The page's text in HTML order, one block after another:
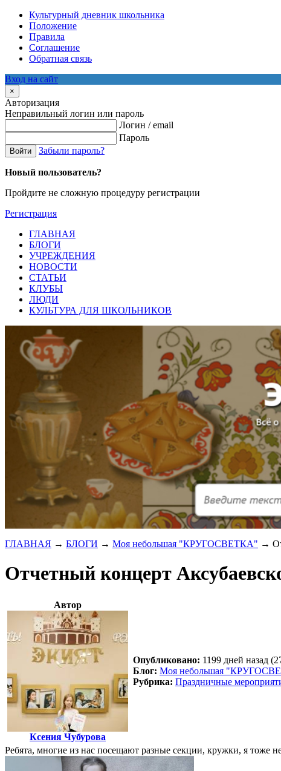
Культурный дневник школьника
Положение
Правила
Соглашение
Обратная связь
Вход на сайт
×
Авторизация
Неправильный логин или пароль
Логин / email
Пароль
Войти Забыли пароль?
Новый пользователь?
Пройдите не сложную процедуру регистрации
Регистрация
ГЛАВНАЯ
БЛОГИ
УЧРЕЖДЕНИЯ
НОВОСТИ
СТАТЬИ
КЛУБЫ
ЛЮДИ
КУЛЬТУРА ДЛЯ ШКОЛЬНИКОВ
ГЛАВНАЯ → БЛОГИ → Моя небольшая "КРУГОСВЕТКА" →
Отчетный концерт
Автор
Ксения Чубурова
Опубликовано: 1199 дней назад
Блог: Моя небольшая
Рубрика: Праздничные
Ребята, многие из нас посещают разные секции, кружки, я